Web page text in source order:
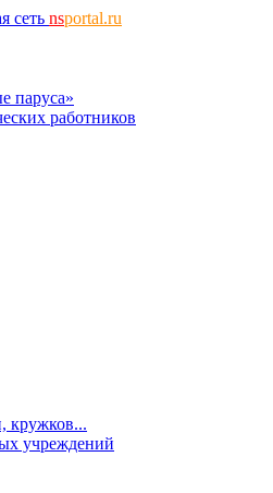
сеть nsportal.ru
паруса»
работников
кружков...
учреждений